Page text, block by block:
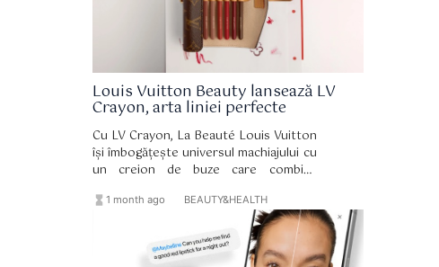
Louis Vuitton Beauty lansează LV
Crayon, arta liniei perfecte
Cu LV Crayon, La Beauté Louis Vuitton
își îmbogățește universul machiajului cu
un creion de buze care combină
o viziune hotărât luxoasă asupra
hourglass_full 1 month ago BEAUTY&HEALTH